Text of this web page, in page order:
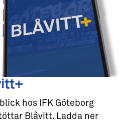
hos IFK Göteborg
Blåvitt. Ladda ner